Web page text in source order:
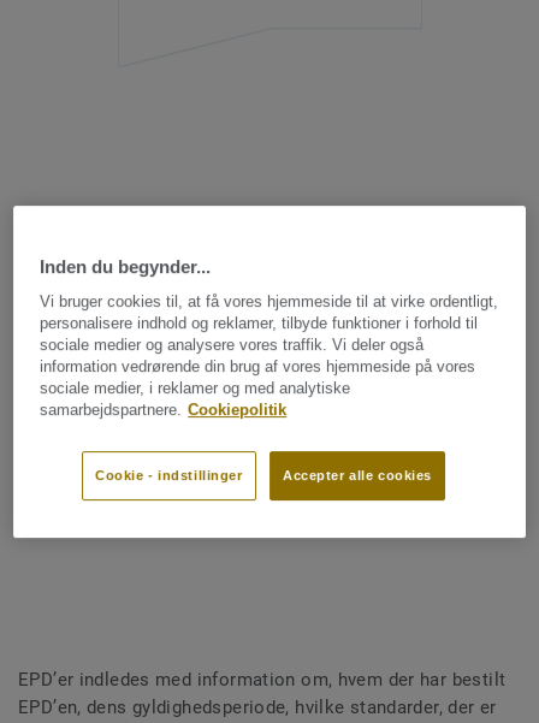
Hvordan læser jeg en EPD?
EPD’en kan siges at være en pædagogisk og overskuelig
sammenfatning af livscyklusanalysen for et produkt. Til
EPD’er indledes med information om, hvem der har bestilt
EPD’en, dens gyldighedsperiode, hvilke standarder, der er
Inden du begynder...
Vi bruger cookies til, at få vores hjemmeside til at virke ordentligt,
personalisere indhold og reklamer, tilbyde funktioner i forhold til
sociale medier og analysere vores traffik. Vi deler også
information vedrørende din brug af vores hjemmeside på vores
sociale medier, i reklamer og med analytiske
samarbejdspartnere. Cookiepolitik
Accepter alle cookies
Cookie - indstillinger